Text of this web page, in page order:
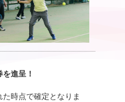
進呈！
時点で確定となりま